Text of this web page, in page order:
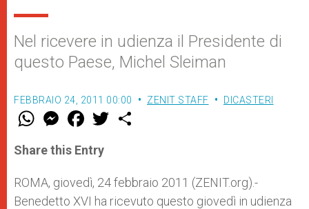
Nel ricevere in udienza il Presidente di
questo Paese, Michel Sleiman
FEBBRAIO 24, 2011 00:00 ZENIT STAFF DICASTERI
W
t
s
p
p
M
e
s
e
g
e
r
F
a
e
b
o
k
w
r
Share this Entry
ROMA, giovedì, 24 febbraio 2011 (ZENIT.org).-
Benedetto XVI ha ricevuto questo giovedì in udienza